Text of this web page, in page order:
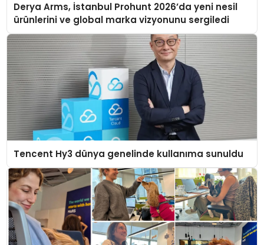
Derya Arms, İstanbul Prohunt 2026’da yeni nesil
ürünlerini ve global marka vizyonunu sergiledi
Tencent Hy3 dünya genelinde kullanıma sunuldu